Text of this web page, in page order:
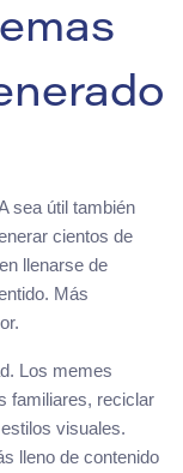
sea útil también
cientos de
llenarse de
Más
Los memes
familiares, reciclar
visuales.
lleno de contenido